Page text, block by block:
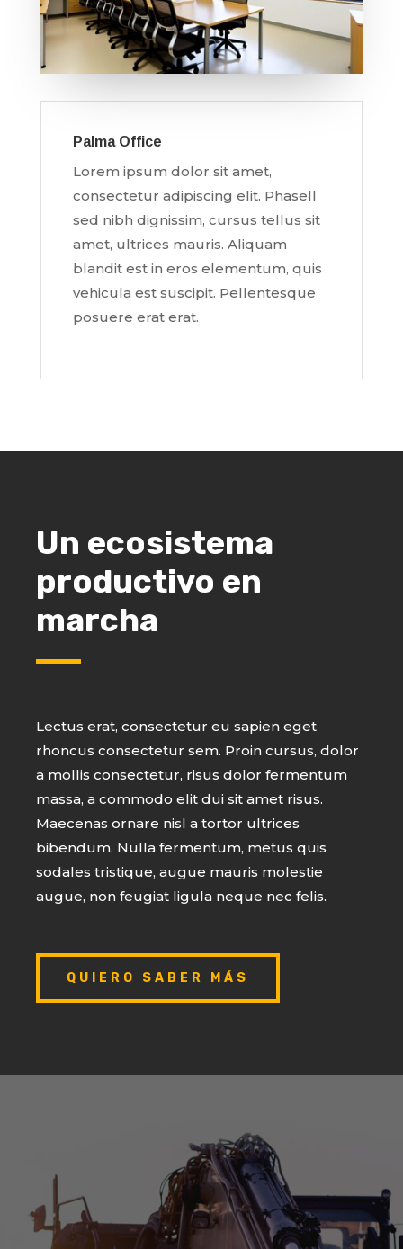
Palma Office
Lorem ipsum dolor sit amet,
consectetur adipiscing elit. Phasell
sed nibh dignissim, cursus tellus sit
amet, ultrices mauris. Aliquam
blandit est in eros elementum, quis
vehicula est suscipit. Pellentesque
posuere erat erat.
Un ecosistema
productivo en
marcha
Lectus erat, consectetur eu sapien eget
rhoncus consectetur sem. Proin cursus, dolor
a mollis consectetur, risus dolor fermentum
massa, a commodo elit dui sit amet risus.
Maecenas ornare nisl a tortor ultrices
bibendum. Nulla fermentum, metus quis
sodales tristique, augue mauris molestie
augue, non feugiat ligula neque nec felis.
QUIERO SABER MÁS